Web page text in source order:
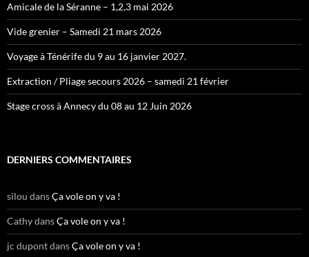
Amicale de la Séranne – 1,2,3 mai 2026
Vide grenier – Samedi 21 mars 2026
Voyage à Ténérife du 9 au 16 janvier 2027.
Extraction / Pliage secours 2026 – samedi 21 février
Stage cross à Annecy du 08 au 12 Juin 2026
DERNIERS COMMENTAIRES
silou dansÇa vole on y va !
CathydansÇa vole on y va !
jc dupontdansÇa vole on y va !